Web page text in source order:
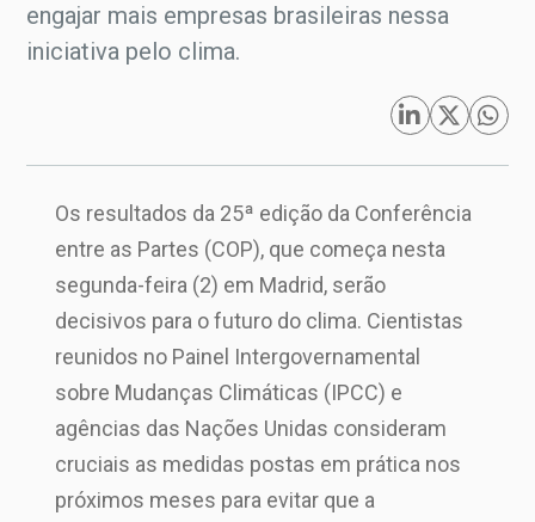
engajar mais empresas brasileiras nessa
iniciativa pelo clima.
Os resultados da 25ª edição da Conferência
entre as Partes (COP), que começa nesta
segunda-feira (2) em Madrid, serão
decisivos para o futuro do clima. Cientistas
reunidos no Painel Intergovernamental
sobre Mudanças Climáticas (IPCC) e
agências das Nações Unidas consideram
cruciais as medidas postas em prática nos
próximos meses para evitar que a